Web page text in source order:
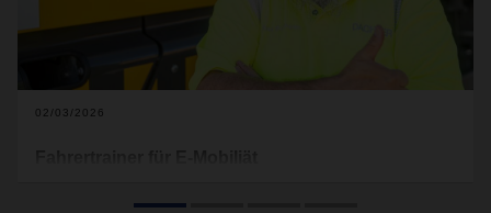
02/03/2026